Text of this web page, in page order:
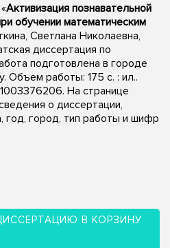
Активизация познавательной
обучении математическим
Светлана Николаевна,
диссертация по
подготовлена в городе
Объем работы: 175 с. : ил..
На странице
о диссертации,
год, город, тип работы и шифр
В КОРЗИНУ